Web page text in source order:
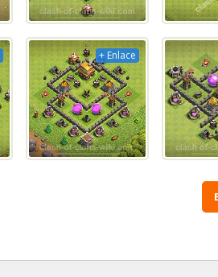
+ Enlace